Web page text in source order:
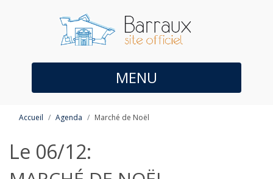
MENU
Accueil Agenda Marché de Noël
Le 06/12: